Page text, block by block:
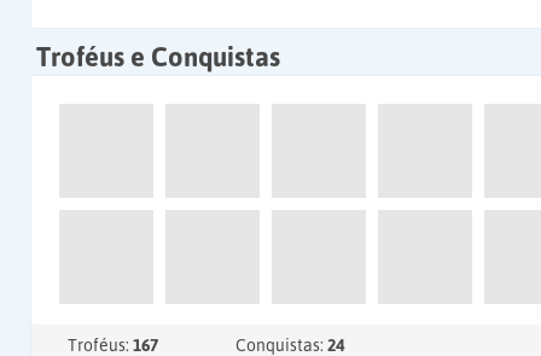
Troféus e Conquistas
Troféus: 167 Conquistas: 24